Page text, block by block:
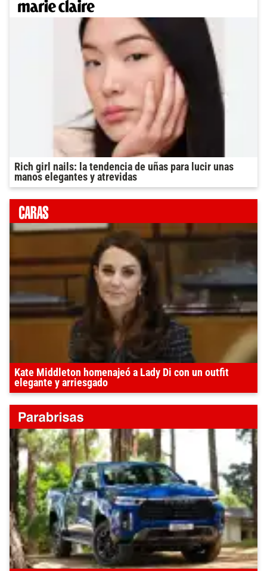
Rich girl nails: la tendencia de uñas para lucir unas
manos elegantes y atrevidas
Kate Middleton homenajeó a Lady Di con un outfit
elegante y arriesgado